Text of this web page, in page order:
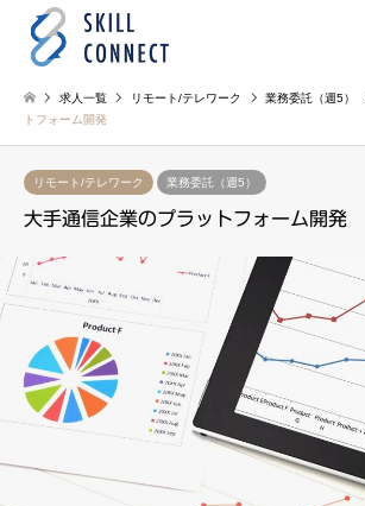
求人一覧 リモート/テレワーク 業務委託（週5）
トフォーム開発
リモート/テレワーク 業務委託（週5）
大手通信企業のプラットフォーム開発